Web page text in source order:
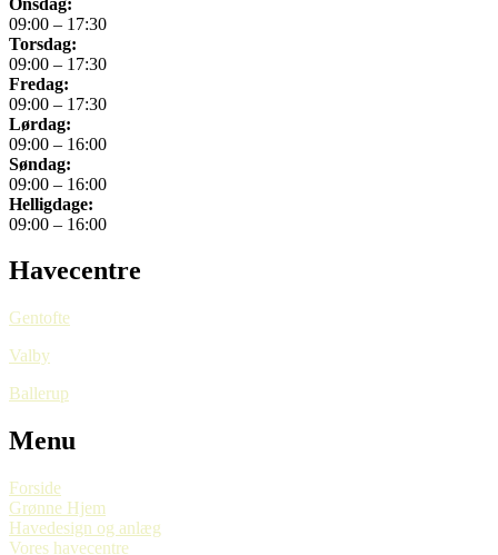
09:00 – 17:30
Torsdag:
09:00 – 17:30
Fredag:
09:00 – 17:30
Lørdag:
09:00 – 16:00
Søndag:
09:00 – 16:00
Helligdage:
09:00 – 16:00
Havecentre
Gentofte
Valby
Ballerup
Menu
Forside
Grønne Hjem
Havedesign og anlæg
Vores havecentre